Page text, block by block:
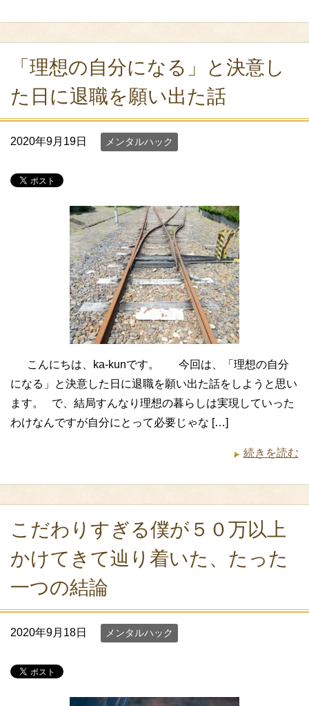
「理想の自分になる」と決意し
た日に退職を願い出た話
2020年9月19日 メンタルハック
こんにちは、ka-kunです。 今回は、「理想の自分
になる」と決意した日に退職を願い出た話をしようと思い
ます。 で、結局すんなり理想の暮らしは実現していった
わけなんですが自分にとって必要じゃな […]
続きを読む
こだわりすぎる僕が５０万以上
かけてきて辿り着いた、たった
一つの結論
2020年9月18日 メンタルハック